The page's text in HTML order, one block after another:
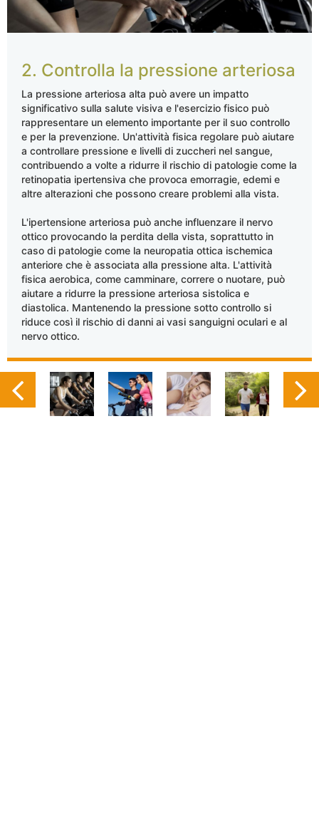
2. Controlla la pressione arteriosa
La pressione arteriosa alta può avere un impatto
significativo sulla salute visiva e l'esercizio fisico può
rappresentare un elemento importante per il suo controllo
e per la prevenzione. Un'attività fisica regolare può aiutare
a controllare pressione e livelli di zuccheri nel sangue,
contribuendo a volte a ridurre il rischio di patologie come la
retinopatia ipertensiva che provoca emorragie, edemi e
altre alterazioni che possono creare problemi alla vista.
L'ipertensione arteriosa può anche influenzare il nervo
ottico provocando la perdita della vista, soprattutto in
caso di patologie come la neuropatia ottica ischemica
anteriore che è associata alla pressione alta. L'attività
fisica aerobica, come camminare, correre o nuotare, può
aiutare a ridurre la pressione arteriosa sistolica e
diastolica. Mantenendo la pressione sotto controllo si
riduce così il rischio di danni ai vasi sanguigni oculari e al
nervo ottico.